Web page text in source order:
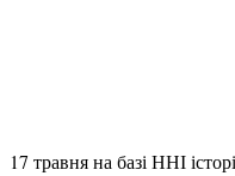
17 травня на базі ННІ